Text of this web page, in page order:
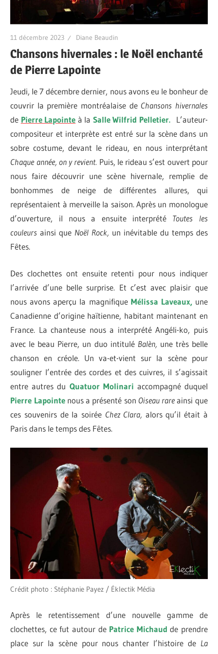
11 décembre 2023 Diane Beaudin
Chansons hivernales : le Noël enchanté
de Pierre Lapointe
Jeudi, le 7 décembre dernier, nous avons eu le bonheur de
couvrir la première montréalaise de Chansons hivernales
de Pierre Lapointe à la Salle Wilfrid Pelletier.
L’auteur-
compositeur et interprète est entré sur la scène dans un
sobre costume, devant le rideau, en nous interprétant
Chaque année, on y revient. Puis, le rideau s’est ouvert pour
nous faire découvrir une scène hivernale, remplie de
bonhommes de neige de différentes allures, qui
représentaient à merveille la saison. Après un monologue
d’ouverture, il nous a ensuite interprété Toutes les
couleurs ainsi que Noël Rock, un inévitable du temps des
Fêtes.
Des clochettes ont ensuite retenti pour nous indiquer
l’arrivée d’une belle surprise. Et c’est avec plaisir que
nous avons aperçu la magnifique Mélissa Laveaux,une
Canadienne d’origine haïtienne, habitant maintenant en
France. La chanteuse nous a interprété Angéli-ko, puis
avec le beau Pierre, un duo intitulé Balèn, une très belle
chanson en créole. Un va-et-vient sur la scène pour
souligner l’entrée des cordes et des cuivres, il s’agissait
entre autres du Quatuor Molinari accompagné duquel
Pierre Lapointenous a présenté son Oiseau rareainsi que
ces souvenirs de la soirée Chez Clara, alors qu’il était à
Paris dans le temps des Fêtes.
Crédit photo : Stéphanie Payez / Éklectik Média
Après le retentissement d’une nouvelle gamme de
clochettes, ce fut autour dePatrice Michaudde prendre
place sur la scène pour nous chanter l’histoire de La